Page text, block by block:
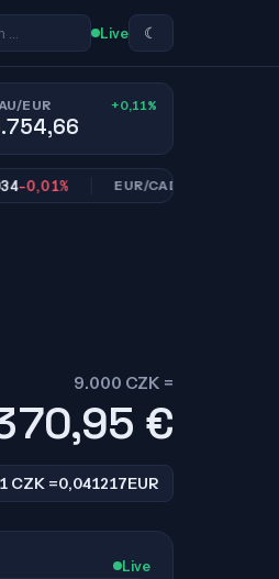
Live ☾
EUR +0,11%
EUR/CAD1,6127
9.000 CZK =
€
1 CZK =0,041217EUR
Live